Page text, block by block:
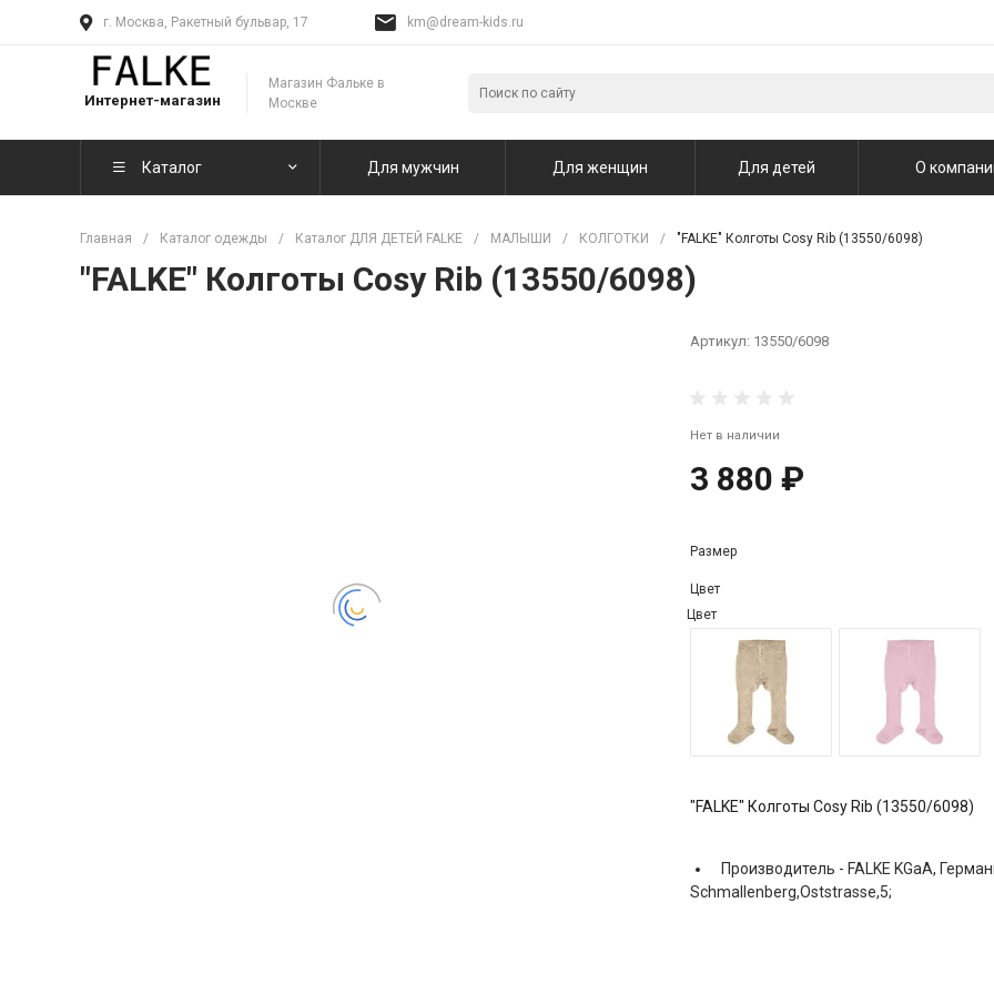
г. Москва, Ракетный бульвар, 17 km@dream-kids.ru
Интернет-магазин
Магазин Фальке в
Москве
Каталог Для мужчин Для женщин Для детей О
Главная / Каталог одежды / Каталог ДЛЯ ДЕТЕЙ FALKE / МАЛЫШИ / КОЛГОТКИ / "FALKE" Колготы Cosy Rib (13550/6098)
"FALKE" Колготы Cosy Rib (13550/6098)
Артикул: 13550/6098
Нет в наличии
3 880 ₽
Размер
Цвет
Цвет
"FALKE" Колготы Cosy Rib (13550/6098)
Производитель - FALKE KGaA,
Schmallenberg,Oststrasse,5;